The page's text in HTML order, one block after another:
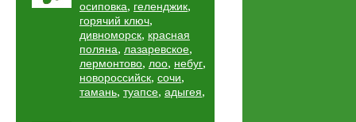
осиповка, геленджик,
горячий ключ,
дивноморск, красная
поляна, лазаревское,
лермонтово, лоо, небуг,
новороссийск, сочи,
тамань, туапсе, адыгея,